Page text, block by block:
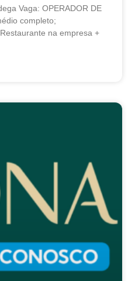
Vaga: OPERADOR DE
completo;
na empresa +